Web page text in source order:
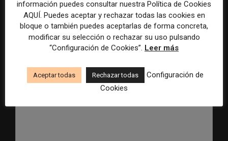
DEJA UNA RESPUESTA
información puedes consultar nuestra Política de Cookies
AQUÍ. Puedes aceptar y rechazar todas las cookies en
bloque o también puedes aceptarlas de forma concreta,
modificar su selección o rechazar su uso pulsando
“Configuración de Cookies”. Leer más
Aceptar todas Rechazar todas
Configuración de
Cookies